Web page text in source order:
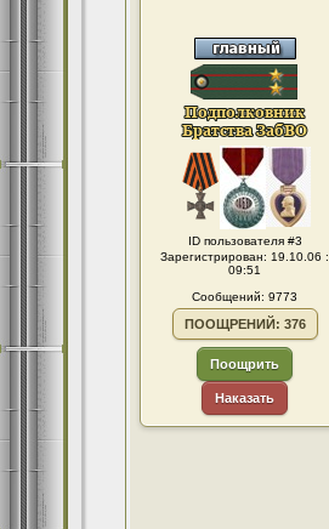
ID пользователя #3
Зарегистрирован: 19.10.06 :
09:51
Сообщений: 9773
ПООЩРЕНИЙ: 376
Поощрить
Наказать